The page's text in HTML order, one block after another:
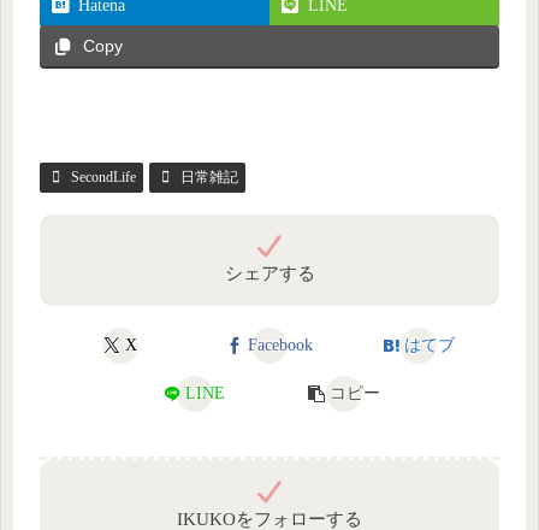
Hatena LINE
Copy
SecondLife 日常雑記
シェアする
X Facebook はてブ
LINE コピー
IKUKOをフォローする